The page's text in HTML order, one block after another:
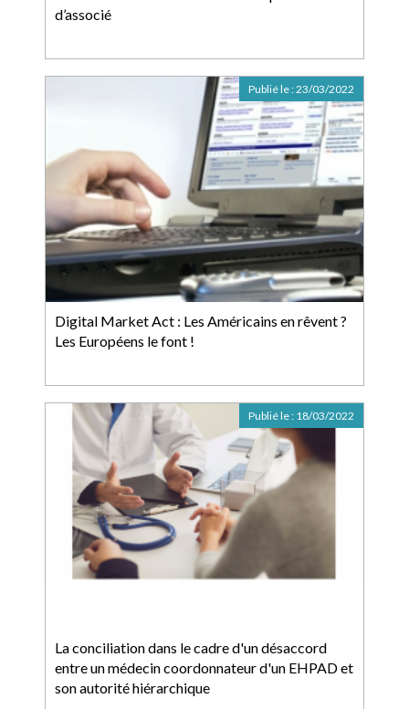
d’associé
Digital Market Act : Les Américains en rêvent ?
Les Européens le font !
Publié le :23/03/2022
La conciliation dans le cadre d'un désaccord
entre un médecin coordonnateur d'un EHPAD et
son autorité hiérarchique
Publié le : 18/03/2022